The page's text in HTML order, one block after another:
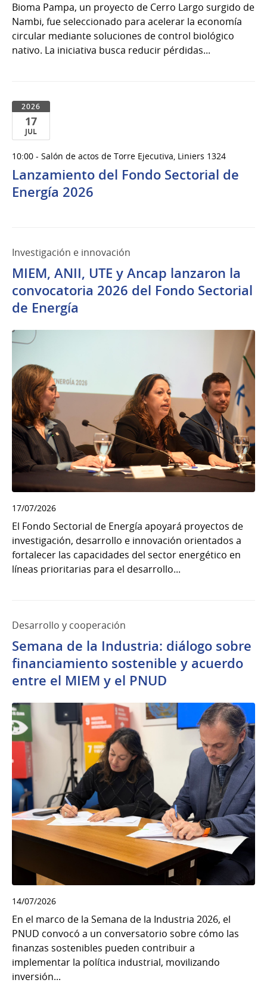
Bioma Pampa, un proyecto de Cerro Largo surgido de
Nambi, fue seleccionado para acelerar la economía
circular mediante soluciones de control biológico
nativo. La iniciativa busca reducir pérdidas...
2026
17
JUL
de
Jul
del
10:00 - Salón de actos de Torre Ejecutiva, Liniers 1324
Lanzamiento del Fondo Sectorial de
Energía 2026
Investigación e innovación
MIEM, ANII, UTE y Ancap lanzaron la
convocatoria 2026 del Fondo Sectorial
de Energía
17/07/2026
El Fondo Sectorial de Energía apoyará proyectos de
investigación, desarrollo e innovación orientados a
fortalecer las capacidades del sector energético en
líneas prioritarias para el desarrollo...
Desarrollo y cooperación
Semana de la Industria: diálogo sobre
financiamiento sostenible y acuerdo
entre el MIEM y el PNUD
14/07/2026
En el marco de la Semana de la Industria 2026, el
PNUD convocó a un conversatorio sobre cómo las
finanzas sostenibles pueden contribuir a
implementar la política industrial, movilizando
inversión...